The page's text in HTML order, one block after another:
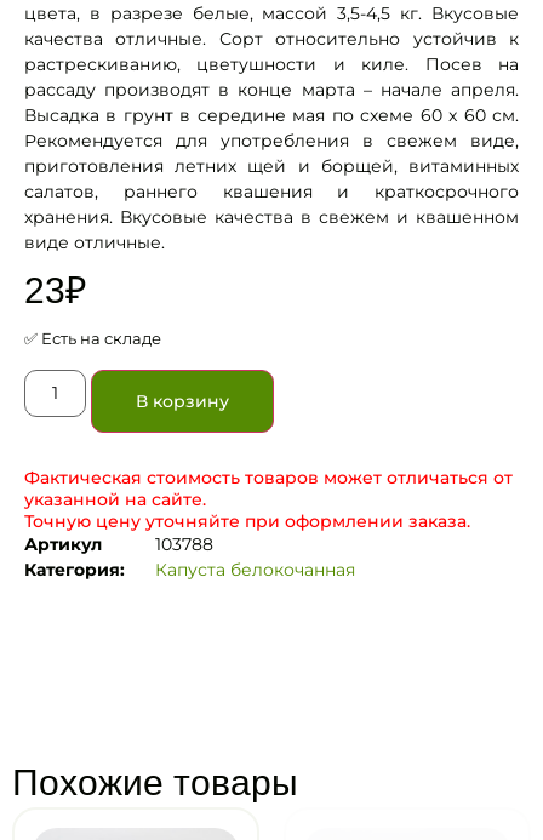
цвета, в разрезе белые, массой 3,5-4,5 кг. Вкусовые
качества отличные. Сорт относительно устойчив к
растрескиванию, цветушности и киле. Посев на
рассаду производят в конце марта – начале апреля.
Высадка в грунт в середине мая по схеме 60 x 60 см.
Рекомендуется для употребления в свежем виде,
приготовления летних щей и борщей, витаминных
салатов, раннего квашения и краткосрочного
хранения. Вкусовые качества в свежем и квашенном
виде отличные.
23₽
✅ Есть на складе
В корзину
Фактическая стоимость товаров может отличаться от
указанной на сайте.
Точную цену уточняйте при оформлении заказа.
Артикул
103788
Категория:
Капуста белокочанная
Похожие товары